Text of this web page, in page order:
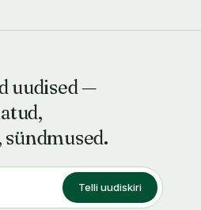
uudised —
Telli uudiskiri